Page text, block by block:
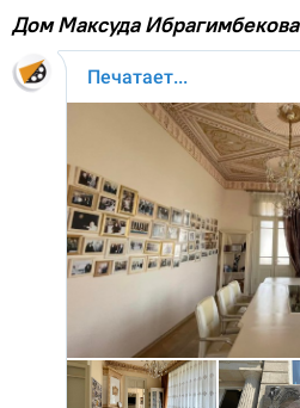
Дом Максуда Ибрагимбекова